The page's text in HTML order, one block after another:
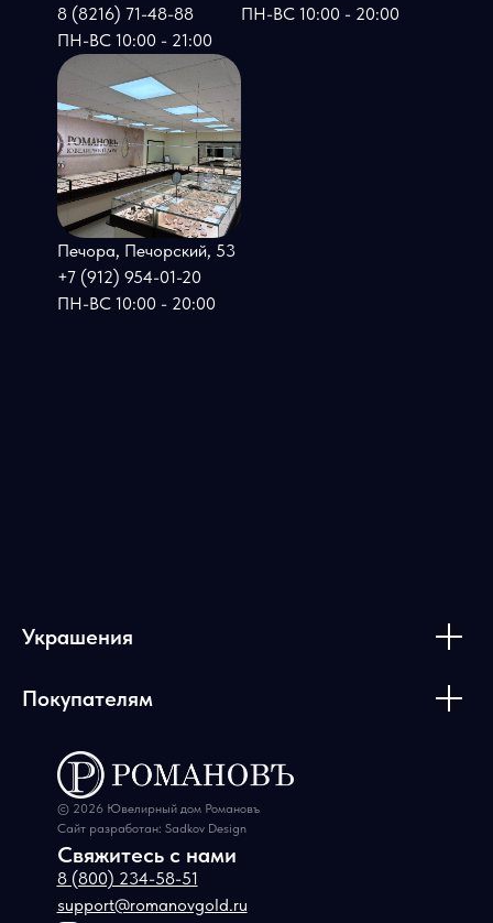
8 (8216) 71-48-88
ПН-ВС 10:00 - 21:00
ПН-ВС 10:00 - 20:00
Печора, Печорский, 53
+7 (912) 954-01-20
ПН-ВС 10:00 - 20:00
Украшения
Покупателям
© 2026 Ювелирный дом Романовъ
Сайт разработан: Sadkov Design
Свяжитесь с нами
8 (800) 234-58-51
support@romanovgold.ru